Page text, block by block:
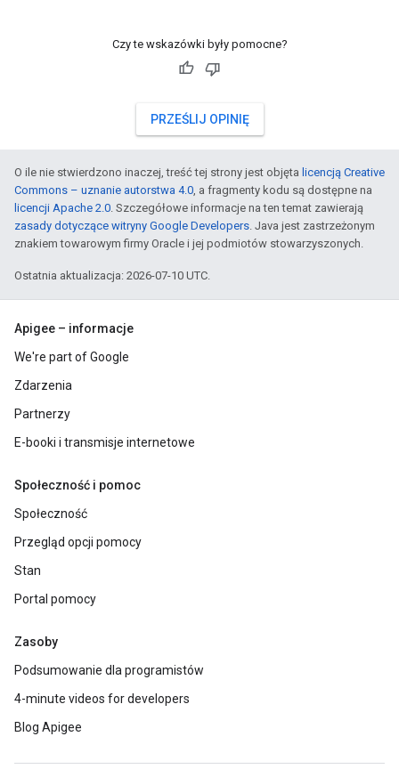
Czy te wskazówki były pomocne?
PRZEŚLIJ OPINIĘ
O ile nie stwierdzono inaczej, treść tej strony jest objęta licencją Creative
Commons – uznanie autorstwa 4.0, a fragmenty kodu są dostępne na
licencji Apache 2.0. Szczegółowe informacje na ten temat zawierają
zasady dotyczące witryny Google Developers. Java jest zastrzeżonym
znakiem towarowym firmy Oracle i jej podmiotów stowarzyszonych.
Ostatnia aktualizacja: 2026-07-10 UTC.
Apigee – informacje
We're part of Google
Zdarzenia
Partnerzy
E-booki i transmisje internetowe
Społeczność i pomoc
Społeczność
Przegląd opcji pomocy
Stan
Portal pomocy
Zasoby
Podsumowanie dla programistów
4-minute videos for developers
Blog Apigee